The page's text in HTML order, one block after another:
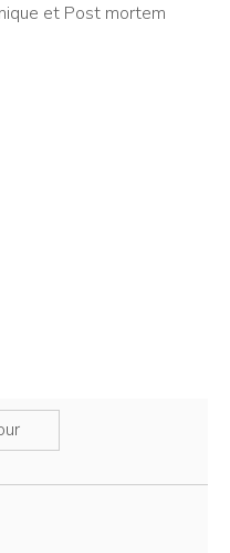
et Post mortem